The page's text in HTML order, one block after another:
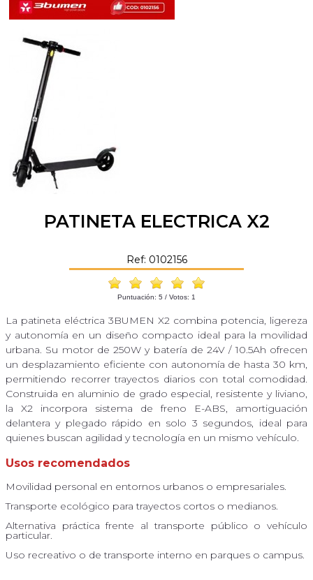
PATINETA ELECTRICA X2
Ref: 0102156
Puntuación: 5 / Votos: 1
La patineta eléctrica 3BUMEN X2 combina potencia, ligereza
y autonomía en un diseño compacto ideal para la movilidad
urbana. Su motor de 250W y batería de 24V / 10.5Ah ofrecen
un desplazamiento eficiente con autonomía de hasta 30 km,
permitiendo recorrer trayectos diarios con total comodidad.
Construida en aluminio de grado especial, resistente y liviano,
la X2 incorpora sistema de freno E-ABS, amortiguación
delantera y plegado rápido en solo 3 segundos, ideal para
quienes buscan agilidad y tecnología en un mismo vehículo.
Usos recomendados
Movilidad personal en entornos urbanos o empresariales.
Transporte ecológico para trayectos cortos o medianos.
Alternativa práctica frente al transporte público o vehículo
particular.
Uso recreativo o de transporte interno en parques o campus.